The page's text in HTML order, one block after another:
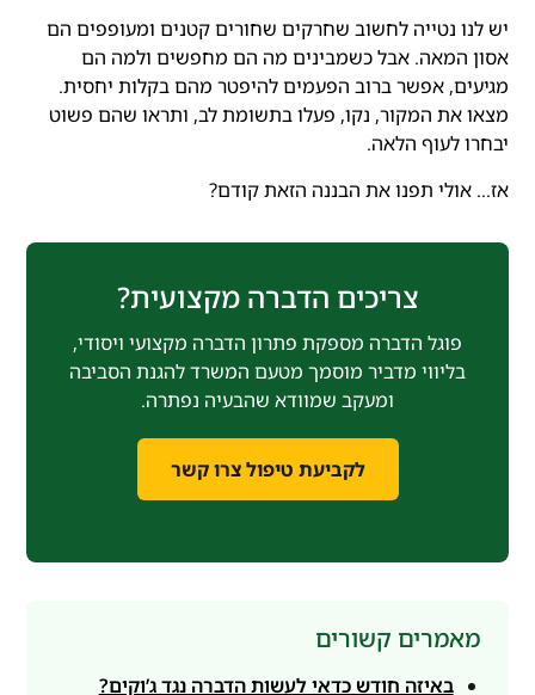
יש לנו נטייה לחשוב שחרקים שחורים קטנים ומעופפים הם
אסון המאה. אבל כשמבינים מה הם מחפשים ולמה הם
מגיעים, אפשר ברוב הפעמים להיפטר מהם בקלות יחסית.
מצאו את המקור, נקו, פעלו בתשומת לב, ותראו שהם פשוט
יבחרו לעוף הלאה.
אז… אולי תפנו את הבננה הזאת קודם?
צריכים הדברה מקצועית?
פוגל הדברה מספקת פתרון הדברה מקצועי ויסודי,
בליווי מדביר מוסמך מטעם המשרד להגנת הסביבה
ומעקב שמוודא שהבעיה נפתרה.
לקביעת טיפול צרו קשר
מאמרים קשורים
באיזה חודש כדאי לעשות הדברה נגד ג’וקים?